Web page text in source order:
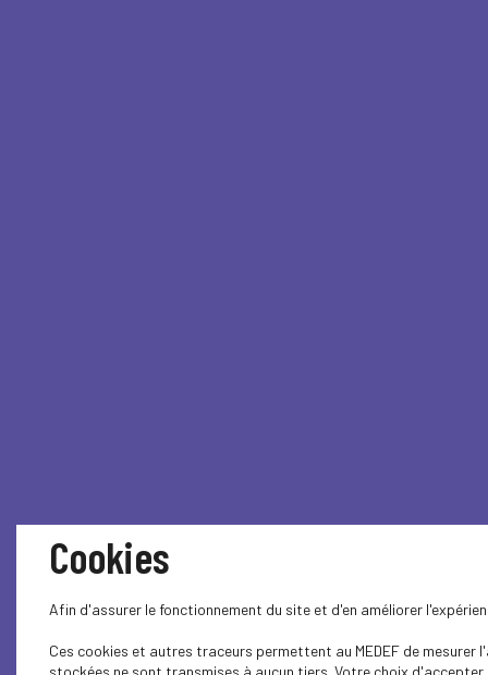
Cookies
Afin d'assurer le fonctionnement du site et d'en améliorer
Ces cookies et autres traceurs permettent au MEDEF de
stockées ne sont transmises à aucun tiers. Votre choix